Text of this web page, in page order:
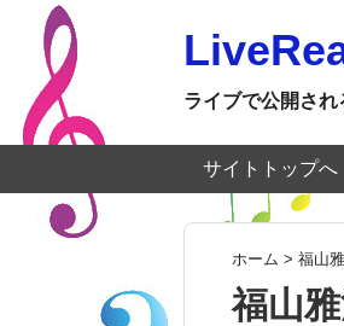
ライブで公開さ
サイトトップへ
ホーム > 福山
福山